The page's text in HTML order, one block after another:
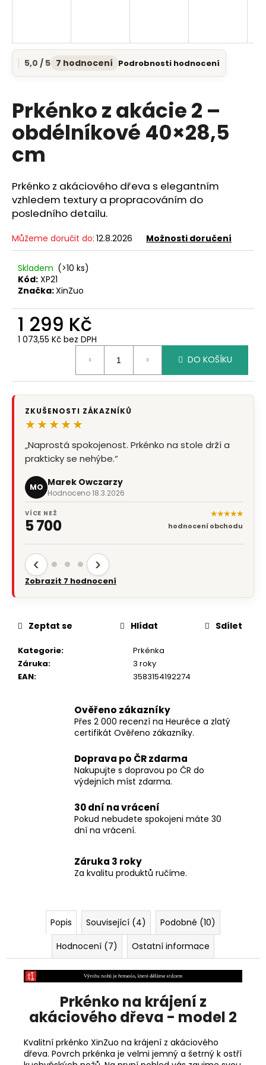
Průměrné
hodnocení
je
5,0
5
5,0 / 5 7 hodnocení Podrobnosti hodnocení
Prkénko z akácie 2 –
obdélníkové 40×28,5
cm
Prkénko z akáciového dřeva s elegantním
vzhledem textury a propracováním do
posledního detailu.
Můžeme doručit do: 12.8.2026 Možnosti doručení
Skladem (>10 ks)
Kód: XP21
Značka:XinZuo
1 299 Kč
1 073,55 Kč bez DPH
DO KOŠÍKU
ZKUŠENOSTI ZÁKAZNÍKŮ
★★★★★
„Naprostá spokojenost. Prkénko na stole drží a
prakticky se nehýbe.“
MO Marek Owczarzy
Hodnoceno 18.3.2026
VÍCE NEŽ
5 700
★★★★★
hodnocení obchodu
‹ ›
Zobrazit 7 hodnocení
Kategorie:
Prkénka
Záruka:
3 roky
EAN: 3583154192274
Zeptat se Hlídat Sdílet
Ověřeno zákazníky
Přes 2 000 recenzí na Heuréce a zlatý
certifikát Ověřeno zákazníky.
Doprava po ČR zdarma
Nakupujte s dopravou po ČR do
výdejních míst zdarma.
30 dní na vrácení
Pokud nebudete spokojeni máte 30
dní na vrácení.
Záruka 3 roky
Za kvalitu produktů ručíme.
Popis Související (4)
Podobné (10)
Hodnocení (7)
Ostatní informace
Prkénko na krájení z
akáciového dřeva - model 2
Kvalitní prkénko XinZuo na krájení z akáciového
dřeva. Povrch prkénka je velmi jemný a šetrný k ostří
í
?
HLEDAT
D
o
p
r
u
č
u
e
m
e